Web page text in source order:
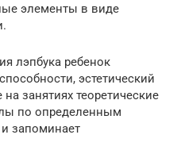
элементы в виде
лэпбука ребенок
эстетический
занятиях теоретические
по определенным
запоминает